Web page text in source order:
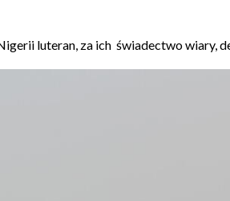
luteran, za ich świadectwo wiary,